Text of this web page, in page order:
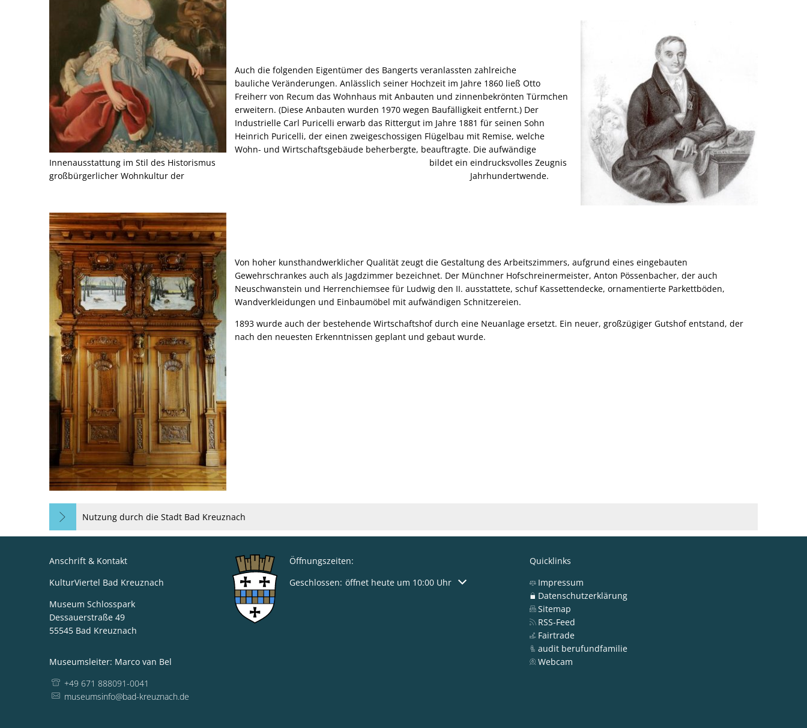
Auch die folgenden Eigentümer des Bangerts veranlassten zahlreiche
bauliche Veränderungen. Anlässlich seiner Hochzeit im Jahre 1860 ließ Otto
Freiherr von Recum das Wohnhaus mit Anbauten und zinnenbekrönten Türmchen
erweitern. (Diese Anbauten wurden 1970 wegen Baufälligkeit entfernt.) Der
Industrielle Carl Puricelli erwarb das Rittergut im Jahre 1881 für seinen Sohn
Heinrich Puricelli, der einen zweigeschossigen Flügelbau mit Remise, welche
Wohn- und Wirtschaftsgebäude beherbergte, beauftragte. Die aufwändige
Innenausstattung im Stil des Historismus bildet ein eindrucksvolles Zeugnis
großbürgerlicher Wohnkultur der Jahrhundertwende.
Von hoher kunsthandwerklicher Qualität zeugt die Gestaltung des Arbeitszimmers, aufgrund eines eingebauten
Gewehrschrankes auch als Jagdzimmer bezeichnet. Der Münchner Hofschreinermeister, Anton Pössenbacher, der auch
Neuschwanstein und Herrenchiemsee für Ludwig den II. ausstattete, schuf Kassettendecke, ornamentierte Parkettböden,
Wandverkleidungen und Einbaumöbel mit aufwändigen Schnitzereien.
1893 wurde auch der bestehende Wirtschaftshof durch eine Neuanlage ersetzt. Ein neuer, großzügiger Gutshof entstand, der
nach den neuesten Erkenntnissen geplant und gebaut wurde.
Nutzung durch die Stadt Bad Kreuznach
Anschrift & Kontakt
KulturViertel Bad Kreuznach
Museum Schlosspark
Dessauerstraße 49
55545 Bad Kreuznach
Museumsleiter: Marco van Bel
+49 671 888091-0041
museumsinfo@bad-kreuznach.de
Öffnungszeiten:
Klicken, um weitere Öffnungs- oder Schließzeiten auszublenden
Geschlossen: öffnet heute um 10:00 Uhr
Quicklinks
Impressum
Datenschutzerklärung
Sitemap
RSS-Feed
Fairtrade
audit berufundfamilie
Webcam